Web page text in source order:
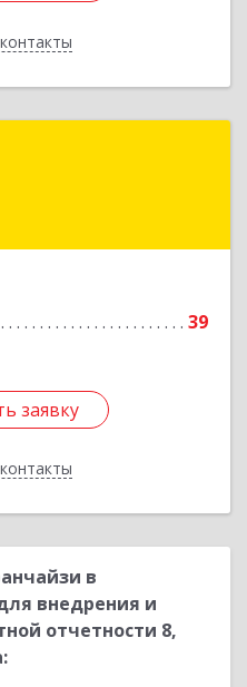
39
заявку
Астрахань г, Карла
заявку
в
внедрения и
отчетности 8,